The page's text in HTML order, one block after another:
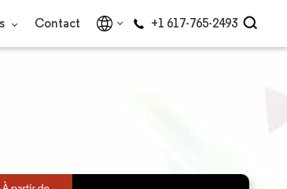
Contact +1 617-765-2493